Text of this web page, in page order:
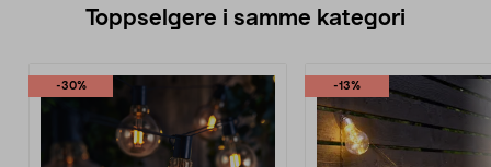
Toppselgere i samme kategori
-30% -13%